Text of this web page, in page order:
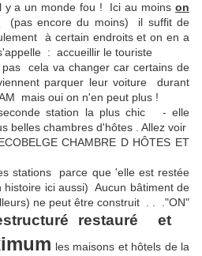
y a un monde fou ! Ici au moinson
(pas encore du moins) il suffit de
à certain endroits et on en a
: accueillir le touriste
cela va changer car certains de
parquer leur voiture durant
mais oui on n'en peut plus !
station la plus chic - elle
belles chambres d'hôtes . Allez voir
CHAMBRE D HÔTES ET
stations parce que 'elle est restée
ici aussi) Aucun bâtiment de
ne peut être construit . . ."ON"
restauré et
les maisons et hôtels de la